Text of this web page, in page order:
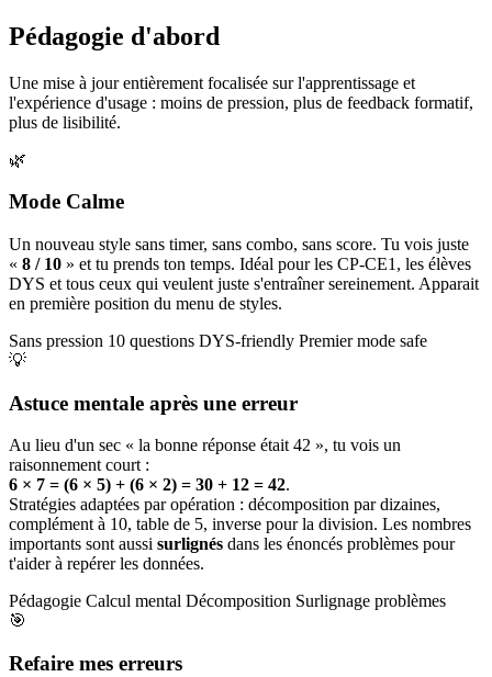
Pédagogie d'abord
Une mise à jour entièrement focalisée sur l'apprentissage et
l'expérience d'usage : moins de pression, plus de feedback formatif,
plus de lisibilité.
🌿
Mode Calme
Un nouveau style sans timer, sans combo, sans score. Tu vois juste
« 8 / 10 » et tu prends ton temps. Idéal pour les CP-CE1, les élèves
DYS et tous ceux qui veulent juste s'entraîner sereinement. Apparait
en première position du menu de styles.
Sans pression 10 questions DYS-friendly Premier mode safe
💡
Astuce mentale après une erreur
Au lieu d'un sec « la bonne réponse était 42 », tu vois un
raisonnement court :
6 × 7 = (6 × 5) + (6 × 2) = 30 + 12 = 42.
Stratégies adaptées par opération : décomposition par dizaines,
complément à 10, table de 5, inverse pour la division. Les nombres
importants sont aussi surlignés dans les énoncés problèmes pour
t'aider à repérer les données.
Pédagogie Calcul mental Décomposition Surlignage problèmes
🎯
Refaire mes erreurs